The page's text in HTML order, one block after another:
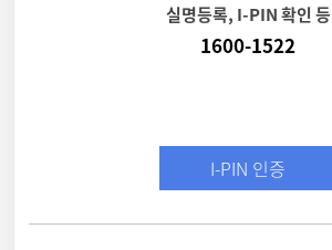
실명등록, I-PIN 확인 등
1600-1522
I-PIN 인증